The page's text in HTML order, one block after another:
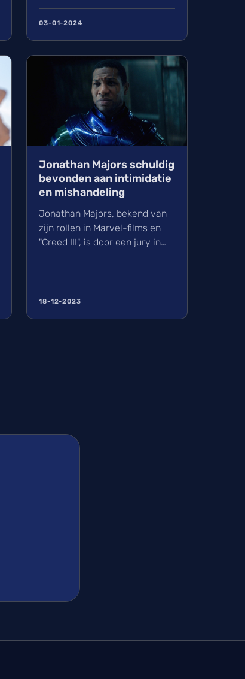
nieuws werd bevestigd nadat
de productie van de film werd
03-01-2024
Jonathan Majors schuldig
bevonden aan intimidatie
en mishandeling
Jonathan Majors, bekend van
zijn rollen in Marvel-films en
"Creed III", is door een jury in
mishandeling in de derde
graad, zo meldt The Hollywood
18-12-2023